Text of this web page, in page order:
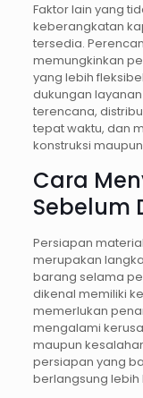
Faktor lain yang
keberangkatan
tersedia.
memungkinkan
yang lebih
dukungan
terencana,
tepat waktu, dan
konstruksi
Cara
Sebelum
Persiapan
merupakan
barang selama
dikenal memiliki
memerlukan
mengalami
maupun
persiapan yang
berlangsung lebih